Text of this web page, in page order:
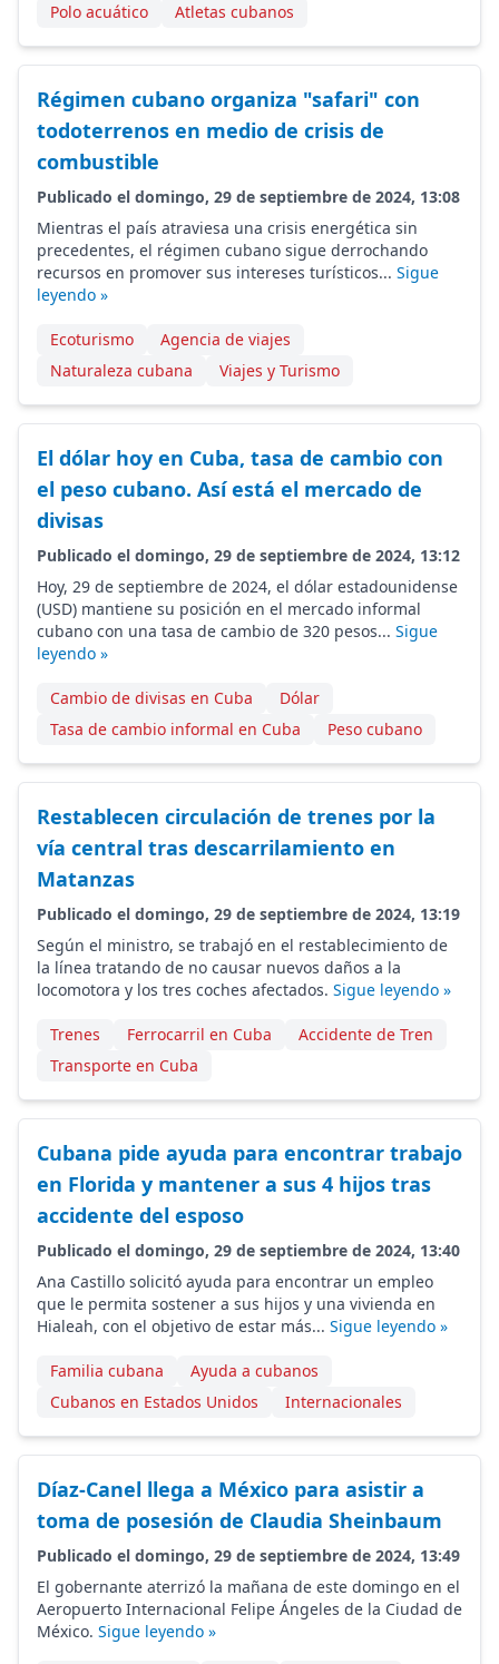
Polo acuático
Atletas cubanos
Régimen cubano organiza "safari" con
todoterrenos en medio de crisis de
combustible
Publicado el domingo, 29 de septiembre de 2024, 13:08
Mientras el país atraviesa una crisis energética sin
precedentes, el régimen cubano sigue derrochando
recursos en promover sus intereses turísticos... Sigue
leyendo »
Ecoturismo
Agencia de viajes
Naturaleza cubana
Viajes y Turismo
El dólar hoy en Cuba, tasa de cambio con
el peso cubano. Así está el mercado de
divisas
Publicado el domingo, 29 de septiembre de 2024, 13:12
Hoy, 29 de septiembre de 2024, el dólar estadounidense
(USD) mantiene su posición en el mercado informal
cubano con una tasa de cambio de 320 pesos... Sigue
leyendo »
Cambio de divisas en Cuba
Dólar
Tasa de cambio informal en Cuba
Peso cubano
Restablecen circulación de trenes por la
vía central tras descarrilamiento en
Matanzas
Publicado el domingo, 29 de septiembre de 2024, 13:19
Según el ministro, se trabajó en el restablecimiento de
la línea tratando de no causar nuevos daños a la
locomotora y los tres coches afectados. Sigue leyendo »
Trenes Ferrocarril en Cuba
Accidente de Tren
Transporte en Cuba
Cubana pide ayuda para encontrar trabajo
en Florida y mantener a sus 4 hijos tras
accidente del esposo
Publicado el domingo, 29 de septiembre de 2024, 13:40
Ana Castillo solicitó ayuda para encontrar un empleo
que le permita sostener a sus hijos y una vivienda en
Hialeah, con el objetivo de estar más... Sigue leyendo »
Familia cubana
Ayuda a cubanos
Cubanos en Estados Unidos
Internacionales
Díaz-Canel llega a México para asistir a
toma de posesión de Claudia Sheinbaum
Publicado el domingo, 29 de septiembre de 2024, 13:49
El gobernante aterrizó la mañana de este domingo en el
Aeropuerto Internacional Felipe Ángeles de la Ciudad de
México. Sigue leyendo »